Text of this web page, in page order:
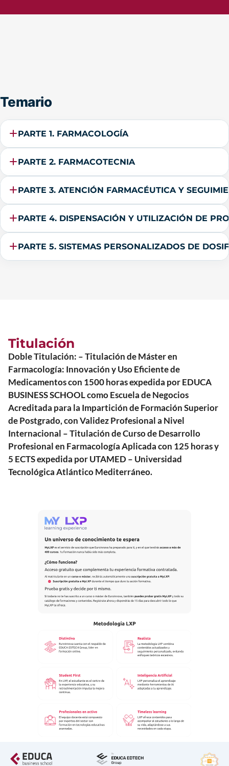
Temario
PARTE 1. FARMACOLOGÍA
PARTE 2. FARMACOTECNIA
PARTE 3. ATENCIÓN FARMACÉUTICA Y
PARTE 4. DISPENSACIÓN Y UTILIZACIÓN DE
PARTE 5. SISTEMAS PERSONALIZADOS DE
Titulación
Doble Titulación: – Titulación de Máster en
Farmacología: Innovación y Uso Eficiente de
Medicamentos con 1500 horas expedida por EDUCA
BUSINESS SCHOOL como Escuela de Negocios
Acreditada para la Impartición de Formación Superior
de Postgrado, con Validez Profesional a Nivel
Internacional – Titulación de Curso de Desarrollo
Profesional en Farmacología Aplicada con 125 horas y
5 ECTS expedida por UTAMED – Universidad
Tecnológica Atlántico Mediterráneo.